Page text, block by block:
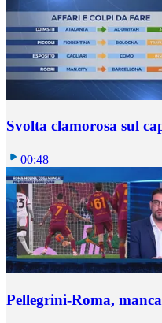
Svolta clamorosa sul
00:48
Pellegrini-Roma,